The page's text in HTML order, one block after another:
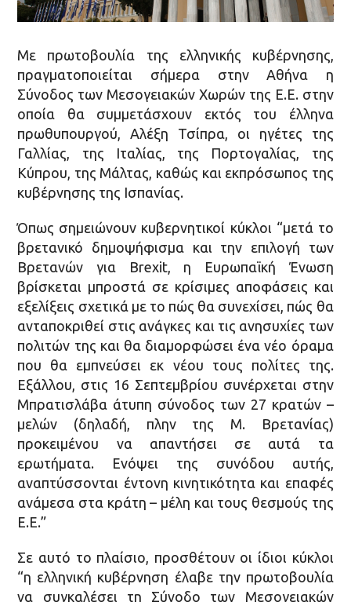
Με πρωτοβουλία της ελληνικής κυβέρνησης,
πραγματοποιείται σήμερα στην Αθήνα η
Σύνοδος των Μεσογειακών Χωρών της Ε.Ε. στην
οποία θα συμμετάσχουν εκτός του έλληνα
πρωθυπουργού, Αλέξη Τσίπρα, οι ηγέτες της
Γαλλίας, της Ιταλίας, της Πορτογαλίας, της
Κύπρου, της Μάλτας, καθώς και εκπρόσωπος της
κυβέρνησης της Ισπανίας.
Όπως σημειώνουν κυβερνητικοί κύκλοι “μετά το
βρετανικό δημοψήφισμα και την επιλογή των
Βρετανών για Brexit, η Ευρωπαϊκή Ένωση
βρίσκεται μπροστά σε κρίσιμες αποφάσεις και
εξελίξεις σχετικά με το πώς θα συνεχίσει, πώς θα
ανταποκριθεί στις ανάγκες και τις ανησυχίες των
πολιτών της και θα διαμορφώσει ένα νέο όραμα
που θα εμπνεύσει εκ νέου τους πολίτες της.
Εξάλλου, στις 16 Σεπτεμβρίου συνέρχεται στην
Μπρατισλάβα άτυπη σύνοδος των 27 κρατών –
μελών (δηλαδή, πλην της Μ. Βρετανίας)
προκειμένου να απαντήσει σε αυτά τα
ερωτήματα. Ενόψει της συνόδου αυτής,
αναπτύσσονται έντονη κινητικότητα και επαφές
ανάμεσα στα κράτη – μέλη και τους θεσμούς της
Ε.Ε.”
Σε αυτό το πλαίσιο, προσθέτουν οι ίδιοι κύκλοι
“η ελληνική κυβέρνηση έλαβε την πρωτοβουλία
να συγκαλέσει τη Σύνοδο των Μεσογειακών